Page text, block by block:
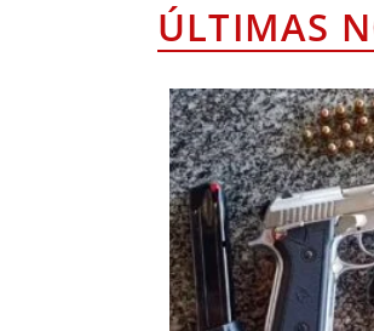
ÚLTIMAS